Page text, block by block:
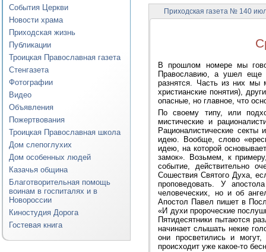
События Церкви
Новости храма
Приходская жизнь
Публикации
Троицкая Православная газета
Стенгазета
Фотографии
Видео
Объявления
Пожертвования
Троицкая Православная школа
Дом слепоглухих
Дом особенных людей
Казачья община
Благотворительная помощь
воинам в госпиталях и в
Новороссии
Киностудия Дорога
Гостевая книга
Приходская газета № 140
В прошлом номере мы
Православию, а ушел еще
разнятся. Часть из них мы
христианские понятия),
опасные, но главное, что
По своему типу, или
мистические и
Рационалистические секты
идею. Вообще, слово
идею, на которой
замок». Возьмем, к
событие, действительно
Сошествия Святого Духа,
проповедовать. У
человеческих, но и об
Апостол Павел пишет в
«И духи пророческие
Пятидесятники пытаются
начинает слышать некие
они просветились и
происходит уже какое-то